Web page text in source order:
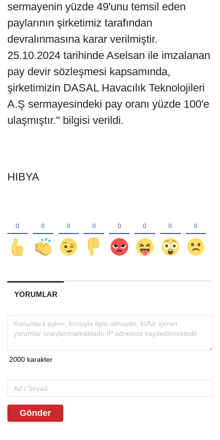
sermayenin yüzde 49'unu temsil eden
paylarının şirketimiz tarafından
devralınmasına karar verilmiştir.
25.10.2024 tarihinde Aselsan ile imzalanan
pay devir sözleşmesi kapsamında,
şirketimizin DASAL Havacılık Teknolojileri
A.Ş sermayesindeki pay oranı yüzde 100'e
ulaşmıştır.'' bilgisi verildi.
HIBYA
YORUMLAR
Gönder